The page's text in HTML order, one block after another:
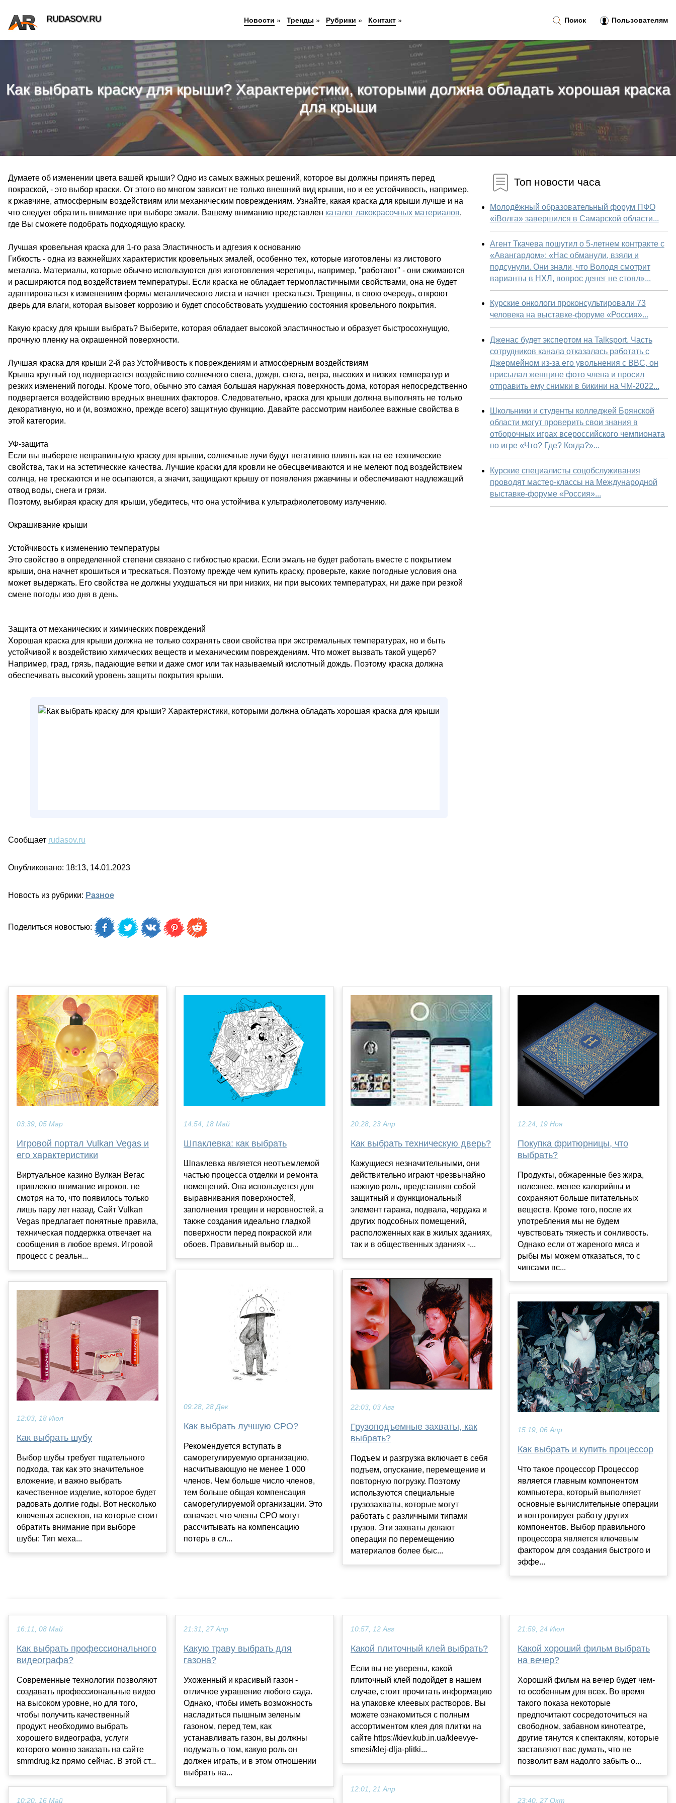
Как выбрать краску для крыши? Характеристики, которыми должна обладать хорошая краска
для крыши
Думаете об изменении цвета вашей крыши? Одно из самых важных решений, которое вы должны принять перед
покраской, - это выбор краски. От этого во многом зависит не только внешний вид крыши, но и ее устойчивость, например,
к ржавчине, атмосферным воздействиям или механическим повреждениям. Узнайте, какая краска для крыши лучше и на
что следует обратить внимание при выборе эмали. Вашему вниманию представлен каталог лакокрасочных материалов,
где Вы сможете подобрать подходящую краску.
Лучшая кровельная краска для 1-го раза Эластичность и адгезия к основанию
Гибкость - одна из важнейших характеристик кровельных эмалей, особенно тех, которые изготовлены из листового
металла. Материалы, которые обычно используются для изготовления черепицы, например, "работают" - они сжимаются
и расширяются под воздействием температуры. Если краска не обладает термопластичными свойствами, она не будет
адаптироваться к изменениям формы металлического листа и начнет трескаться. Трещины, в свою очередь, откроют
дверь для влаги, которая вызовет коррозию и будет способствовать ухудшению состояния кровельного покрытия.
Какую краску для крыши выбрать? Выберите, которая обладает высокой эластичностью и образует быстросохнущую,
прочную пленку на окрашенной поверхности.
Лучшая краска для крыши 2-й раз Устойчивость к повреждениям и атмосферным воздействиям
Крыша круглый год подвергается воздействию солнечного света, дождя, снега, ветра, высоких и низких температур и
резких изменений погоды. Кроме того, обычно это самая большая наружная поверхность дома, которая непосредственно
подвергается воздействию вредных внешних факторов. Следовательно, краска для крыши должна выполнять не только
декоративную, но и (и, возможно, прежде всего) защитную функцию. Давайте рассмотрим наиболее важные свойства в
этой категории.
УФ-защита
Если вы выберете неправильную краску для крыши, солнечные лучи будут негативно влиять как на ее технические
свойства, так и на эстетические качества. Лучшие краски для кровли не обесцвечиваются и не мелеют под воздействием
солнца, не трескаются и не осыпаются, а значит, защищают крышу от появления ржавчины и обеспечивают надлежащий
отвод воды, снега и грязи.
Поэтому, выбирая краску для крыши, убедитесь, что она устойчива к ультрафиолетовому излучению.
Окрашивание крыши
Устойчивость к изменению температуры
Это свойство в определенной степени связано с гибкостью краски. Если эмаль не будет работать вместе с покрытием
крыши, она начнет крошиться и трескаться. Поэтому прежде чем купить краску, проверьте, какие погодные условия она
может выдержать. Его свойства не должны ухудшаться ни при низких, ни при высоких температурах, ни даже при резкой
смене погоды изо дня в день.
Защита от механических и химических повреждений
Хорошая краска для крыши должна не только сохранять свои свойства при экстремальных температурах, но и быть
устойчивой к воздействию химических веществ и механическим повреждениям. Что может вызвать такой ущерб?
Например, град, грязь, падающие ветки и даже смог или так называемый кислотный дождь. Поэтому краска должна
обеспечивать высокий уровень защиты покрытия крыши.
Сообщает rudasov.ru
Опубликовано: 18:13, 14.01.2023
Новость из рубрики: Разное
Поделиться новостью:
Топ новости часа
Молодёжный образовательный форум ПФО
«iВолга» завершился в Самарской области...
Агент Ткачева пошутил о 5-летнем контракте с
«Авангардом»: «Нас обманули, взяли и
подсунули. Они знали, что Володя смотрит
варианты в НХЛ, вопрос денег не стоял»...
Курские онкологи проконсультировали 73
человека на выставке-форуме «Россия»...
Дженас будет экспертом на Talksport. Часть
сотрудников канала отказалась работать с
Джермейном из-за его увольнения с BBC, он
присылал женщине фото члена и просил
отправить ему снимки в бикини на ЧМ-2022...
Школьники и студенты колледжей Брянской
области могут проверить свои знания в
отборочных играх всероссийского чемпионата
по игре «Что? Где? Когда?»...
Курские специалисты соцобслуживания
проводят мастер-классы на Международной
выставке-форуме «Россия»...
03:39, 05 Мар
Игровой портал Vulkan Vegas и
его характеристики
Виртуальное казино Вулкан Вегас
привлекло внимание игроков, не
смотря на то, что появилось только
лишь пару лет назад. Сайт Vulkan
Vegas предлагает понятные правила,
техническая поддержка отвечает на
сообщения в любое время. Игровой
процесс с реальн...
12:03, 18 Июл
Как выбрать шубу
Выбор шубы требует тщательного
подхода, так как это значительное
вложение, и важно выбрать
качественное изделие, которое будет
радовать долгие годы. Вот несколько
ключевых аспектов, на которые стоит
обратить внимание при выборе
шубы: Тип меха...
14:54, 18 Май
Шпаклевка: как выбрать
Шпаклевка является неотъемлемой
частью процесса отделки и ремонта
помещений. Она используется для
выравнивания поверхностей,
заполнения трещин и неровностей, а
также создания идеально гладкой
поверхности перед покраской или
обоев. Правильный выбор ш...
09:28, 28 Дек
Как выбрать лучшую СРО?
Рекомендуется вступать в
саморегулируемую организацию,
насчитывающую не менее 1 000
членов. Чем больше число членов,
тем больше общая компенсация
саморегулируемой организации. Это
означает, что члены СРО могут
рассчитывать на компенсацию
потерь в сл...
20:28, 23 Апр
Как выбрать техническую дверь?
Кажущиеся незначительными, они
действительно играют чрезвычайно
важную роль, представляя собой
защитный и функциональный
элемент гаража, подвала, чердака и
других подсобных помещений,
расположенных как в жилых зданиях,
так и в общественных зданиях -...
22:03, 03 Авг
Грузоподъемные захваты, как
выбрать?
Подъем и разгрузка включает в себя
подъем, опускание, перемещение и
повторную погрузку. Поэтому
используются специальные
грузозахваты, которые могут
работать с различными типами
грузов. Эти захваты делают
операции по перемещению
материалов более быс...
12:24, 19 Ноя
Покупка фритюрницы, что
выбрать?
Продукты, обжаренные без жира,
полезнее, менее калорийны и
сохраняют больше питательных
веществ. Кроме того, после их
употребления мы не будем
чувствовать тяжесть и сонливость.
Однако если от жареного мяса и
рыбы мы можем отказаться, то с
чипсами вс...
15:19, 06 Апр
Как выбрать и купить процессор
Что такое процессор Процессор
является главным компонентом
компьютера, который выполняет
основные вычислительные операции
и контролирует работу других
компонентов. Выбор правильного
процессора является ключевым
фактором для создания быстрого и
эффе...
16:11, 08 Май
Как выбрать профессионального
видеографа?
Современные технологии позволяют
создавать профессиональные видео
на высоком уровне, но для того,
чтобы получить качественный
продукт, необходимо выбрать
хорошего видеографа, услуги
которого можно заказать на сайте
smmdrug.kz прямо сейчас. В этой ст...
10:20, 16 Май
21:31, 27 Апр
Какую траву выбрать для
газона?
Ухоженный и красивый газон -
отличное украшение любого сада.
Однако, чтобы иметь возможность
насладиться пышным зеленым
газоном, перед тем, как
устанавливать газон, вы должны
подумать о том, какую роль он
должен играть, и в этом отношении
выбрать на...
10:57, 12 Авг
Какой плиточный клей выбрать?
Если вы не уверены, какой
плиточный клей подойдет в нашем
случае, стоит прочитать информацию
на упаковке клеевых растворов. Вы
можете ознакомиться с полным
ассортиментом клея для плитки на
сайте https://kiev.kub.in.ua/kleevye-
smesi/klej-dlja-plitki...
12:01, 21 Апр
21:59, 24 Июл
Какой хороший фильм выбрать
на вечер?
Хороший фильм на вечер будет чем-
то особенным для всех. Во время
такого показа некоторые
предпочитают сосредоточиться на
свободном, забавном кинотеатре,
другие тянутся к спектаклям, которые
заставляют вас думать, что не
позволит вам надолго забыть о...
23:40, 27 Окт
Поиск Пользователям
RUDASOV.RU Новости » Тренды » Рубрики » Контакт»